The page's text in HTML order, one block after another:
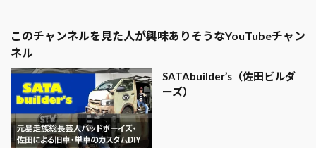
このチャンネルを見た人が興味ありそうなYouTubeチャン
ネル
SATAbuilder’s（佐田ビルダ
ーズ）